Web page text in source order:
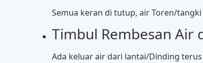
Semua keran di tutup, air Toren/
Timbul Rembesan Air
Ada keluar air dari lantai/Dinding